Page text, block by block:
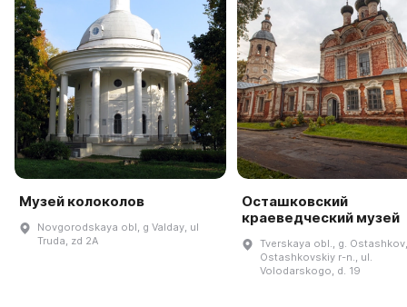
Музей колоколов
Novgorodskaya obl, g Valday, ul
Truda, zd 2A
Осташковский
краеведческий музей
Tverskaya obl., g. Ostashkov,
Ostashkovskiy r-n., ul.
Volodarskogo, d. 19